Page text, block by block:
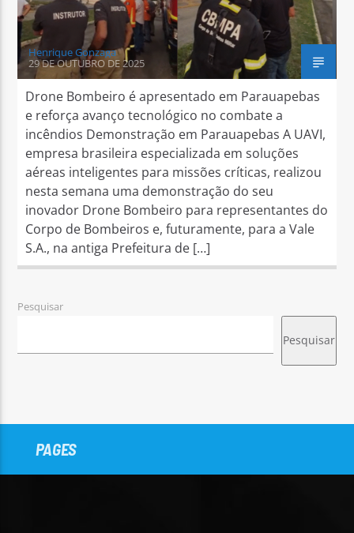
Henrique Gonzaga
29 DE OUTUBRO DE 2025
Drone Bombeiro é apresentado em Parauapebas
e reforça avanço tecnológico no combate a
incêndios Demonstração em Parauapebas A UAVI,
empresa brasileira especializada em soluções
aéreas inteligentes para missões críticas, realizou
nesta semana uma demonstração do seu
inovador Drone Bombeiro para representantes do
Corpo de Bombeiros e, futuramente, para a Vale
S.A., na antiga Prefeitura de […]
Pesquisar
Pesquisar
PAGES